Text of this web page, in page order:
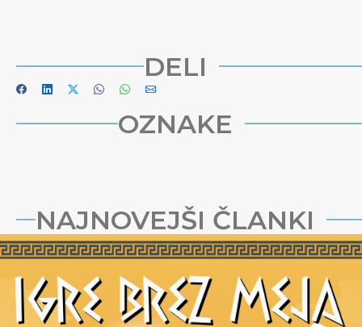
DELI
OZNAKE
NAJNOVEJŠI ČLANKI